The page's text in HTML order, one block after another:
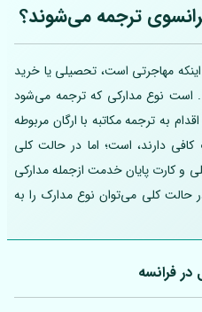
ترجمه می‌شوند؟
مهاجرتی است، تحصیلی یا خرید
است نوع مدارکی که ترجمه می‌شود
به ترجمه مکاتبه با ارگان مربوطه
دارند، است؛ اما در حالت کلی
و کارت پایان خدمت ازجمله مدارکی
حالت کلی می‌توان نوع مدارک را به
فرانسه